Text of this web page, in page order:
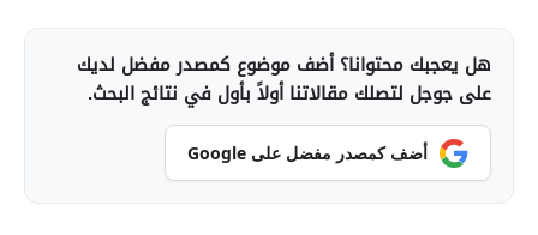
هل يعجبك محتوانا؟ أضف موضوع كمصدر مفضل لديك
على جوجل لتصلك مقالاتنا أولاً بأول في نتائج البحث.
أضف كمصدر مفضل على Google